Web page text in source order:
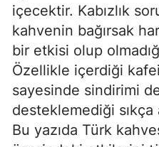
içecektir. Kabızlık
kahvenin bağırsak
bir etkisi olup
Özellikle içerdiği
sayesinde sindirimi
desteklemediği sıkça
Bu yazıda Türk